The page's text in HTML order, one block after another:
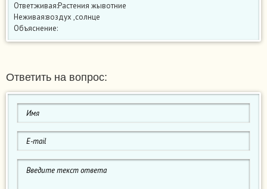
Ответ:живая:Растения жывотние
Неживая:воздух ,солнце
Объяснение:
Ответить на вопрос: